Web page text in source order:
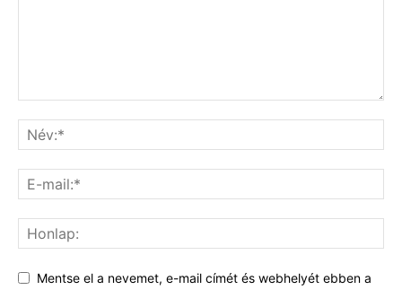
Mentse el a nevemet, e-mail címét és webhelyét ebben a